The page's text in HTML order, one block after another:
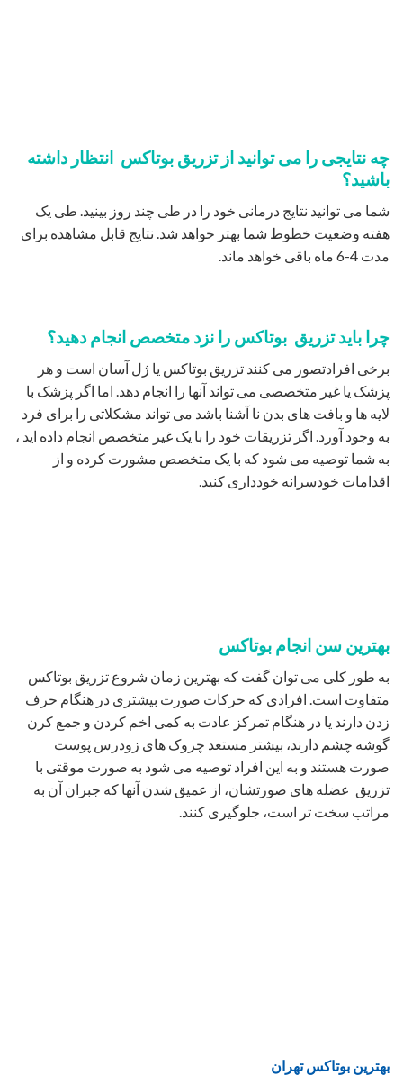
چه نتایجی را می توانید از تزریق بوتاکس انتظار داشته
باشید؟
شما می توانید نتایج درمانی خود را در طی چند روز بینید. طی یک
هفته وضعیت خطوط شما بهتر خواهد شد. نتایج قابل مشاهده برای
مدت 4-6 ماه باقی خواهد ماند.
چرا باید تزریق بوتاکس را نزد متخصص انجام دهید؟
برخی افرادتصور می کنند تزریق بوتاکس یا ژل آسان است و هر
پزشک یا غیر متخصصی می تواند آنها را انجام دهد. اما اگر پزشک با
لایه ها و بافت های بدن نا آشنا باشد می تواند مشکلاتی را برای فرد
به وجود آورد. اگر تزریقات خود را با یک غیر متخصص انجام داده اید ،
به شما توصیه می شود که با یک متخصص مشورت کرده و از
اقدامات خودسرانه خودداری کنید.
بهترین سن انجام بوتاکس
به طور کلی می توان گفت که بهترین زمان شروع تزریق بوتاکس
متفاوت است. افرادی که حرکات صورت بیشتری در هنگام حرف
زدن دارند یا در هنگام تمرکز عادت به کمی اخم کردن و جمع کرن
گوشه چشم دارند، بیشتر مستعد چروک های زودرس پوست
صورت هستند و به این افراد توصیه می شود به صورت موقتی با
تزریق عضله های صورتشان، از عمیق شدن آنها که جبران آن به
مراتب سخت تر است، جلوگیری کنند.
بهترین بوتاکس تهران